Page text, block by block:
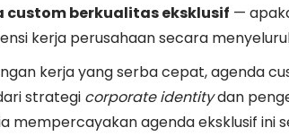
custom berkualitas eksklusif —
kerja perusahaan secara
kerja yang serba cepat, agenda
strategi corporate identitydan
mempercayakan agenda eksklusif ini